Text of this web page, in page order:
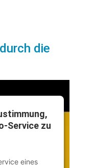
die
Service zu
eines